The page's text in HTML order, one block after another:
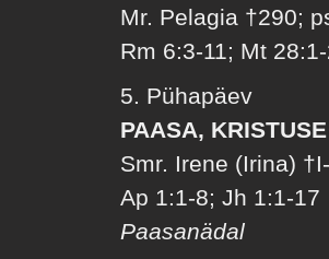
Mr. Pelagia †290;
Rm 6:3-11; Mt
5. Pühapäev
PAASA,
Smr. Irene (Irina)
Ap 1:1-8; Jh 1:1-17
Paasanädal